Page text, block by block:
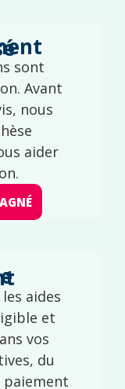
sont
Avant
nous
aider
aides
et
vos
du
paiement